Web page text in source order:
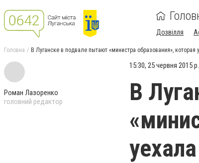
Дозвілля
Головна В Луганске в подвале пытают «министра образования»,
Роман Лазоренко
головний редактор
15:30, 25 червня 2015 р.
В